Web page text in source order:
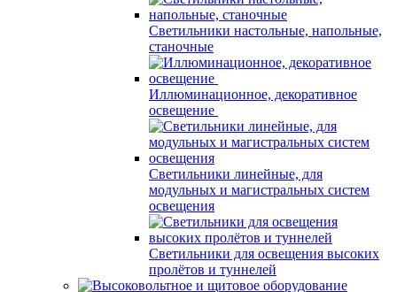
Светильники настольные, напольные,
станочные
Иллюминационное, декоративное
освещение
Светильники линейные, для
модульных и магистральных систем
освещения
Светильники для освещения высоких
пролётов и туннелей